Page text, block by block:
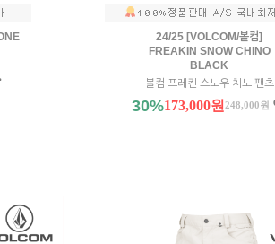
24/25 [VOLCOM/볼컴]
FREAKIN SNOW CHINO
BLACK
볼컴 프레킨 스노우 치노 팬츠
30%173,000원 248,000원